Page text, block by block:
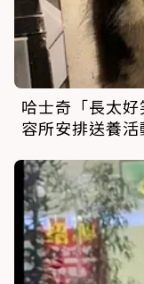
哈士奇「長太
容所安排送養